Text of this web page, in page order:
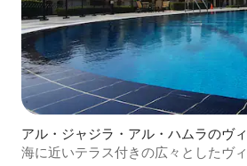
アル・ジャジラ・アル・ハムラのヴ
海に近いテラス付きの広々としたヴ